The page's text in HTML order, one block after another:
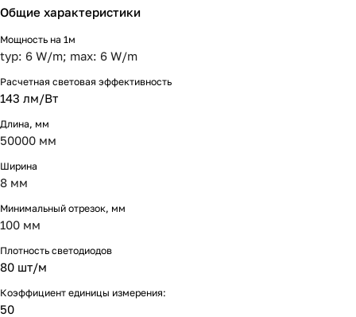
Общие характеристики
Мощность на 1м
typ: 6 W/m; max: 6 W/m
Расчетная световая эффективность
143 лм/Вт
Длина, мм
50000 мм
Ширина
8 мм
Минимальный отрезок, мм
100 мм
Плотность светодиодов
80 шт/м
Коэффициент единицы измерения:
50